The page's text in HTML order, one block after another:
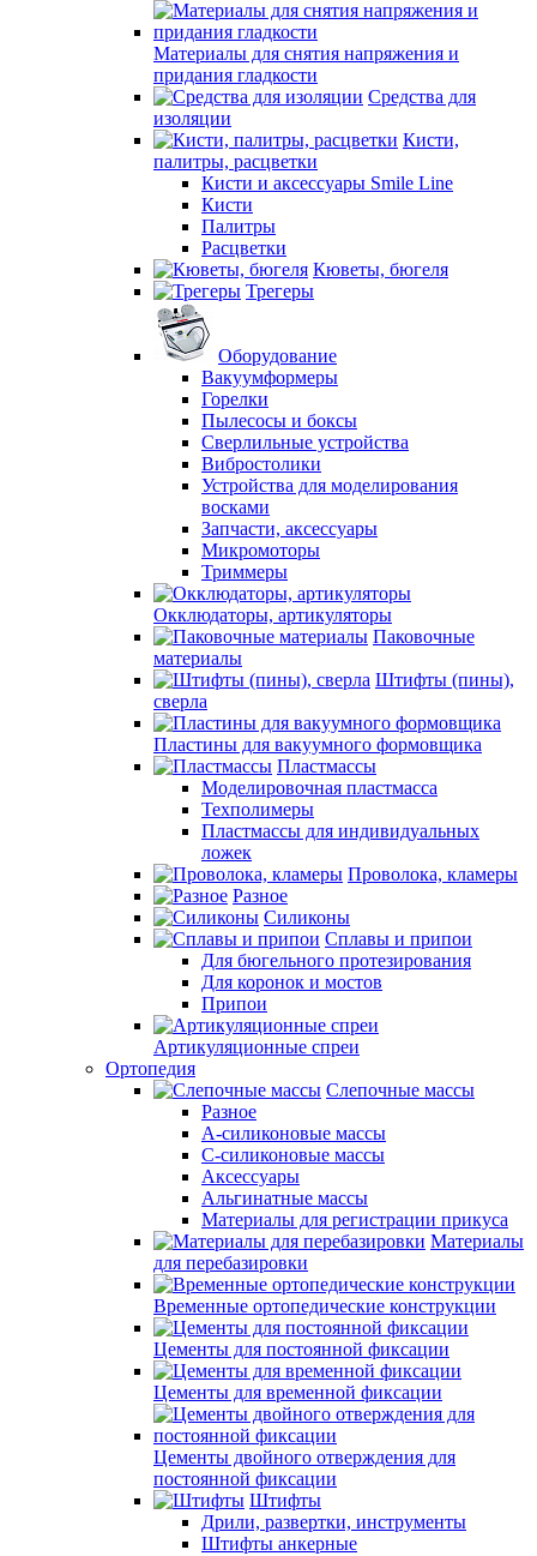
Материалы для снятия напряжения и
придания гладкости
Средства для
изоляции
Кисти,
палитры, расцветки
Кисти и аксессуары Smile Line
Кисти
Палитры
Расцветки
Кюветы, бюгеля
Трегеры
Оборудование
Вакуумформеры
Горелки
Пылесосы и боксы
Сверлильные устройства
Вибростолики
Устройства для моделирования
восками
Запчасти, аксессуары
Микромоторы
Триммеры
Окклюдаторы, артикуляторы
Паковочные
материалы
Штифты (пины),
сверла
Пластины для вакуумного формовщика
Пластмассы
Моделировочная пластмасса
Техполимеры
Пластмассы для индивидуальных
ложек
Проволока, кламеры
Разное
Силиконы
Сплавы и припои
Для бюгельного протезирования
Для коронок и мостов
Припои
Артикуляционные спреи
Ортопедия
Слепочные массы
Разное
А-силиконовые массы
С-силиконовые массы
Аксессуары
Альгинатные массы
Материалы для регистрации прикуса
Материалы
для перебазировки
Временные ортопедические конструкции
Цементы для постоянной фиксации
Цементы для временной фиксации
Цементы двойного отверждения для
постоянной фиксации
Штифты
Дрили, развертки, инструменты
Штифты анкерные